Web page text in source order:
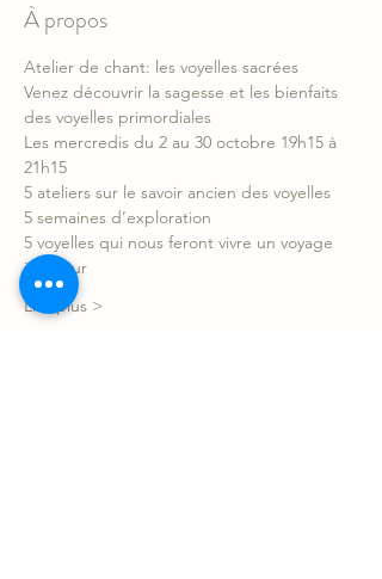
À propos
Atelier de chant: les voyelles sacrées
Venez découvrir la sagesse et les bienfaits
des voyelles primordiales
Les mercredis du 2 au 30 octobre 19h15 à
21h15
5 ateliers sur le savoir ancien des voyelles
5 semaines d’exploration
5 voyelles qui nous feront vivre un voyage
intérieur
Lire plus >